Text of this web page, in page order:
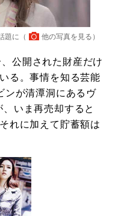
題に（ 他の写真を見る ）
公開された財産だけ
る。事情を知る芸能
ンが清潭洞にあるヴ
いま再売却すると
れに加えて貯蓄額は